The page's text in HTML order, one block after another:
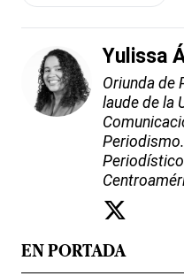
Yulissa
Oriunda de
laude de la
EN PORTADA